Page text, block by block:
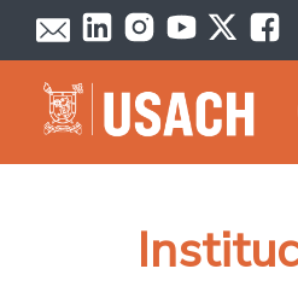
Pasar al contenido principal